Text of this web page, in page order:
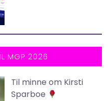
MGP 2026
Til minne om Kirsti
Sparboe